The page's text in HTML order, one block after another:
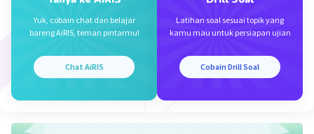
Yuk, cobain chat dan belajar
bareng AiRIS, teman pintarmu!
Chat AiRIS
Latihan soal sesuai topik yang
kamu mau untuk persiapan ujian
Cobain Drill Soal